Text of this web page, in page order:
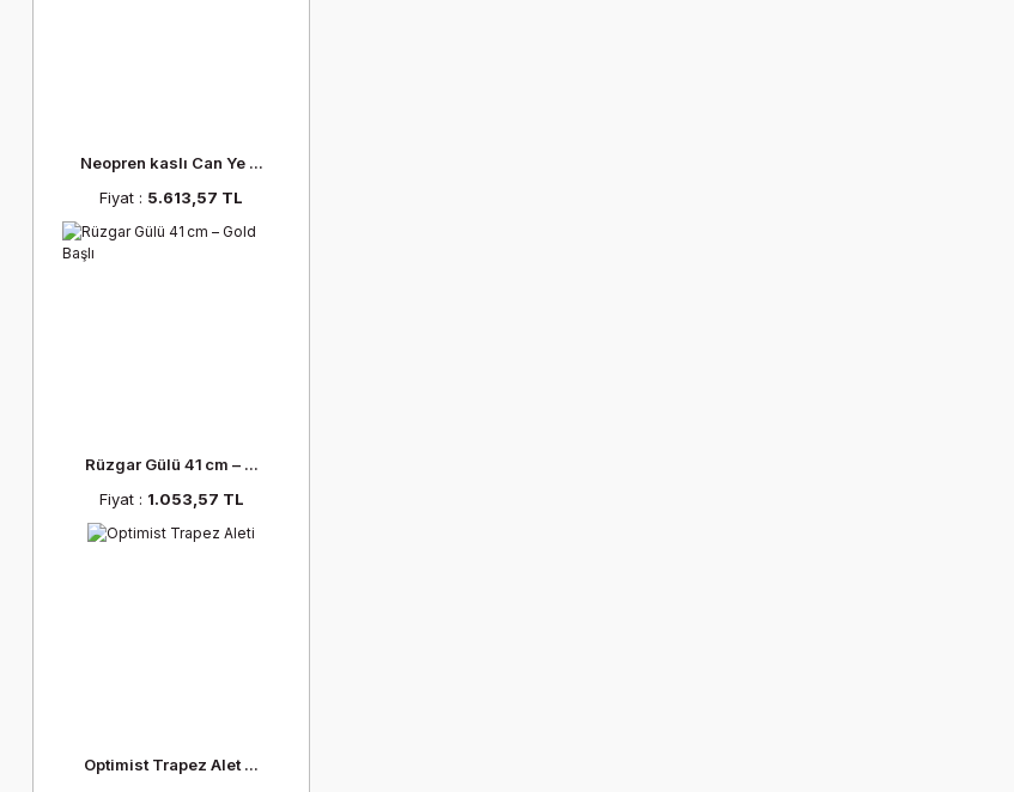
Neopren kaslı Can Ye ...
Fiyat : 5.613,57 TL
Rüzgar Gülü 41 cm – ...
Fiyat : 1.053,57 TL
Optimist Trapez Alet ...